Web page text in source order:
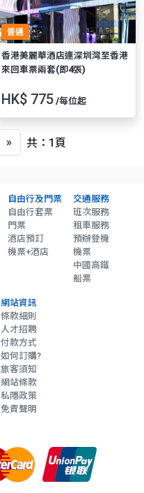
普通
香港美麗華酒店連深圳灣至香港
來回車票兩套(即4張)
HK$ 775 /每位起
» 共：1頁
自由行及門票
自由行套票
門票
酒店預訂
機票+酒店
交通服務
班次服務
租車服務
預辦登機
機票
中國高鐵
船票
網站資訊
條款細則
人才招聘
付款方式
如何訂購?
旅客須知
網站條款
私隱政策
免責聲明